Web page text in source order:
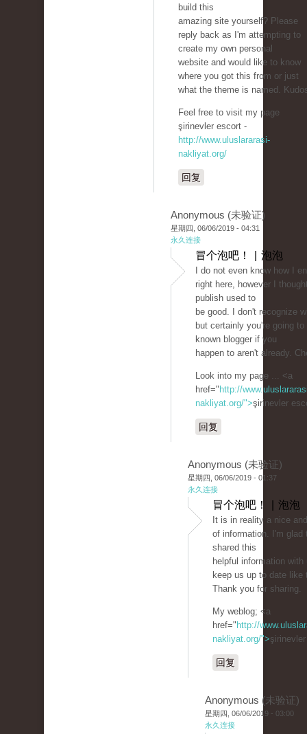
build this
amazing site yourself? Please
reply back as I'm attempting to
create my own personal
website and would like to know
where you got this from or just
what the theme is named.
Feel free to visit my page
şirinevler escort -
http://www.uluslararasi-
nakliyat.org/
回复
Anonymous (未验证)
星期四, 06/06/2019 - 04:31
永久连接
冒个泡吧！ | 泡泡
I do not even know how I
right here, however I
publish used to
be good. I don't recognize
but certainly you're going to
known blogger if you
happen to aren't already.
Look into my page ... <a
href=" http://
nakliyat.org/">şirinevler
回复
Anonymous (未验证)
星期四, 06/06/2019 - 01:37
永久连接
冒个泡吧！ | 泡泡
It is in reality a nice
of information. I'm glad
shared this
helpful information
keep us up to date like
Thank you for sharing.
My weblog; <a
href=" http://
nakliyat.org/">
回复
Anonymous (未验证)
星期四, 06/06/2019 - 03:00
永久连接